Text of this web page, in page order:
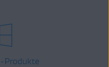
-Produkte